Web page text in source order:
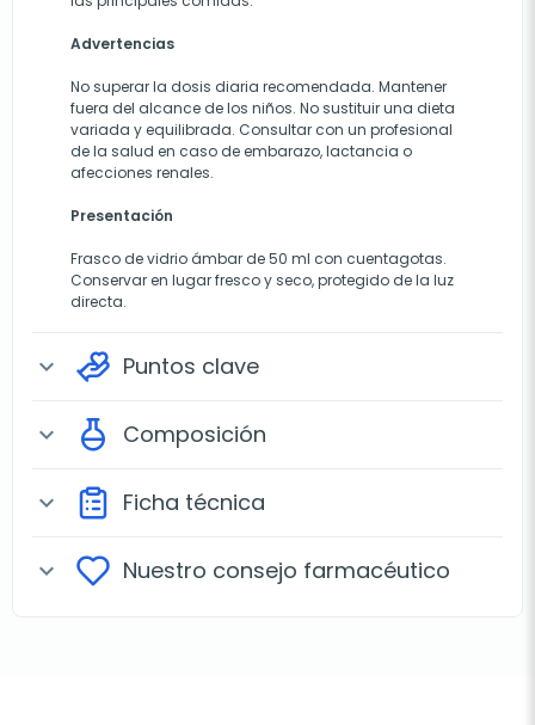
Advertencias
No superar la dosis diaria recomendada. Mantener
fuera del alcance de los niños. No sustituir una dieta
variada y equilibrada. Consultar con un profesional
de la salud en caso de embarazo, lactancia o
afecciones renales.
Presentación
Frasco de vidrio ámbar de 50 ml con cuentagotas.
Conservar en lugar fresco y seco, protegido de la luz
directa.
expand_more Puntos clave
expand_more Composición
expand_more Ficha técnica
expand_more Nuestro consejo farmacéutico